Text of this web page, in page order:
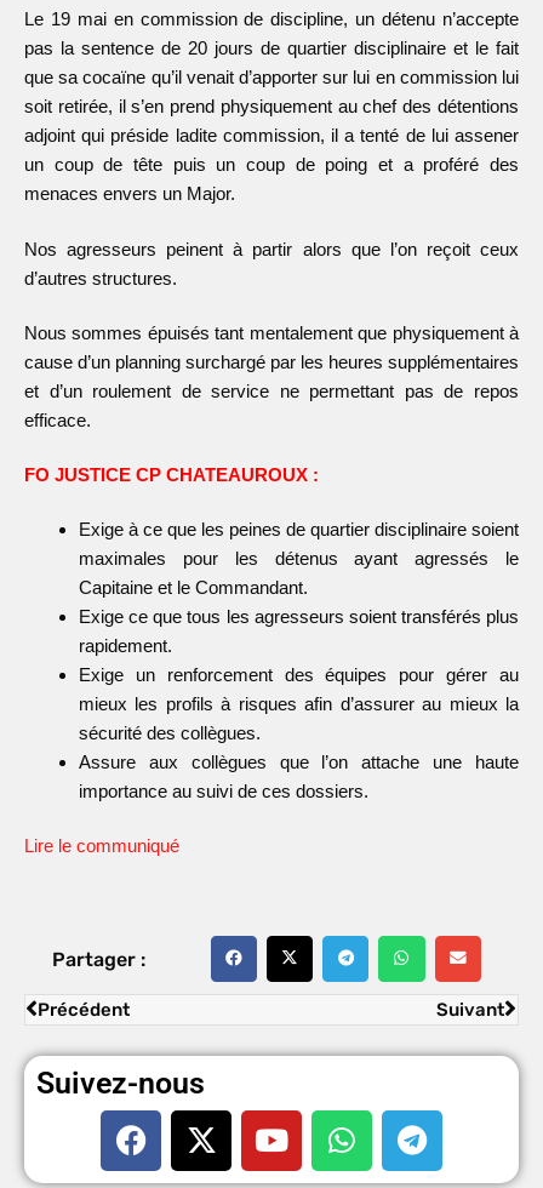
Le 19 mai en commission de discipline, un détenu n’accepte
pas la sentence de 20 jours de quartier disciplinaire et le fait
que sa cocaïne qu’il venait d’apporter sur lui en commission lui
soit retirée, il s’en prend physiquement au chef des détentions
adjoint qui préside ladite commission, il a tenté de lui assener
un coup de tête puis un coup de poing et a proféré des
menaces envers un Major.
Nos agresseurs peinent à partir alors que l’on reçoit ceux
d’autres structures.
Nous sommes épuisés tant mentalement que physiquement à
cause d’un planning surchargé par les heures supplémentaires
et d’un roulement de service ne permettant pas de repos
efficace.
FO JUSTICE CP CHATEAUROUX :
Exige à ce que les peines de quartier disciplinaire soient
maximales pour les détenus ayant agressés le
Capitaine et le Commandant.
Exige ce que tous les agresseurs soient transférés plus
rapidement.
Exige un renforcement des équipes pour gérer au
mieux les profils à risques afin d’assurer au mieux la
sécurité des collègues.
Assure aux collègues que l’on attache une haute
importance au suivi de ces dossiers.
Lire le communiqué
Partager :
Précédent Suivant
Suivez-nous